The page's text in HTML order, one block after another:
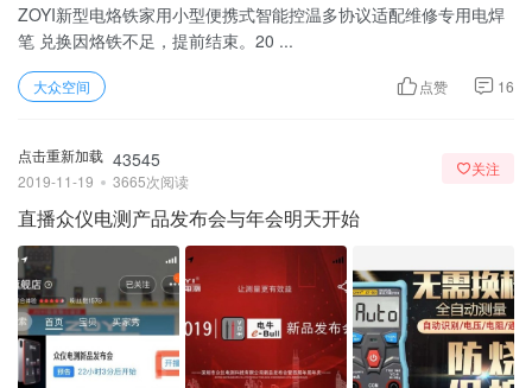
ZOYI新型电烙铁家用小型便携式智能控温多协议适配维修专用电焊
笔 兑换因烙铁不足，提前结束。20 ...
大众空间 点赞 16
点击重新加载 43545
2019-11-19 3665次阅读
关注
直播众仪电测产品发布会与年会明天开始